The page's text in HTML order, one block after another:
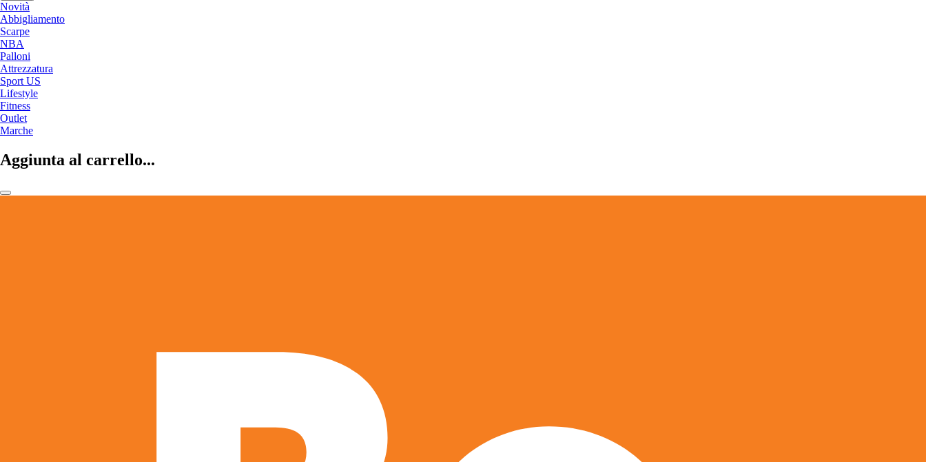
Novità
Abbigliamento
Scarpe
NBA
Palloni
Attrezzatura
Sport US
Lifestyle
Fitness
Outlet
Marche
Aggiunta al carrello...